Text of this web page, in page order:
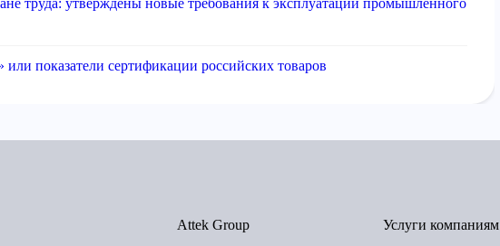
труда: утверждены новые требования к эксплуатации промышленного
или показатели сертификации российских товаров
Attek Group Услуги компаниям